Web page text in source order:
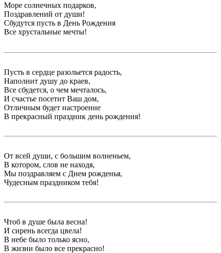
Море солнечных подарков,
Поздравлений от души!
Сбудутся пусть в День Рождения
Все хрустальные мечты!
Пусть в сердце разольется радость,
Наполнит душу до краев,
Все сбудется, о чем мечталось,
И счастье посетит Ваш дом,
Отличным будет настроение
В прекрасный праздник день рождения!
От всей души, с большим волненьем,
В котором, слов не находя,
Мы поздравляем с Днем рожденья,
Чудесным праздником тебя!
Чтоб в душе была весна!
И сирень всегда цвела!
В небе было только ясно,
В жизни было все прекрасно!